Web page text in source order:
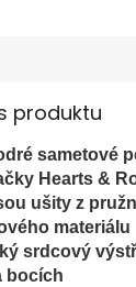
produktu
sametové
Hearts &
ušity z
materiálu
srdcový
bocích